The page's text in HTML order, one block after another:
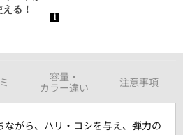
容量・
カラー違い
注意事項
がら、ハリ・コシを与え、弾力の